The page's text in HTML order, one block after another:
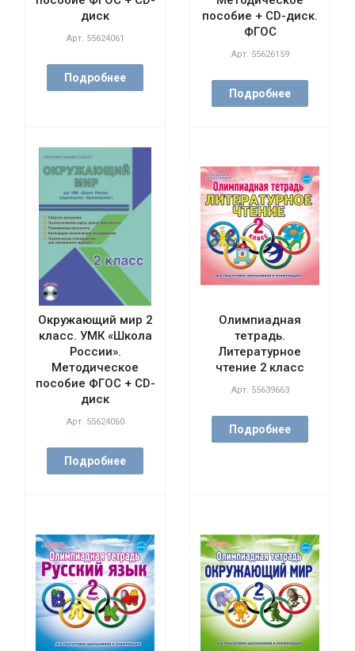
диск
Арт. 55624061
Подробнее
пособие + CD-диск.
ФГОС
Арт. 55626159
Подробнее
Окружающий мир 2
класс. УМК «Школа
России».
Методическое
пособие ФГОС + CD-
диск
Арт. 55624060
Подробнее
Олимпиадная
тетрадь.
Литературное
чтение 2 класс
Арт. 55639663
Подробнее